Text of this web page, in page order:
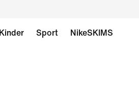
Kinder Sport NikeSKIMS